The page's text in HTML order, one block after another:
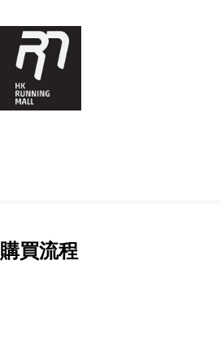
購買流程